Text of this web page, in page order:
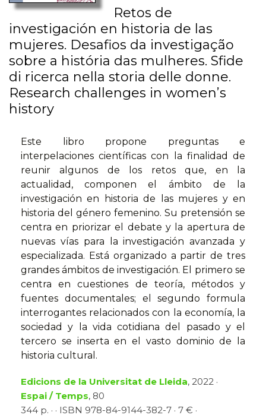
Retos de
investigación en historia de las
mujeres. Desafios da investigação
sobre a história das mulheres. Sfide
di ricerca nella storia delle donne.
Research challenges in women’s
history
Este libro propone preguntas e
interpelaciones científicas con la finalidad de
reunir algunos de los retos que, en la
actualidad, componen el ámbito de la
investigación en historia de las mujeres y en
historia del género femenino. Su pretensión se
centra en priorizar el debate y la apertura de
nuevas vías para la investigación avanzada y
especializada. Está organizado a partir de tres
grandes ámbitos de investigación. El primero se
centra en cuestiones de teoría, métodos y
fuentes documentales; el segundo formula
interrogantes relacionados con la economía, la
sociedad y la vida cotidiana del pasado y el
tercero se inserta en el vasto dominio de la
historia cultural.
Edicions de la Universitat de Lleida, 2022 ·
Espai / Temps, 80
344 p. · · ISBN 978-84-9144-382-7 · 7 € ·